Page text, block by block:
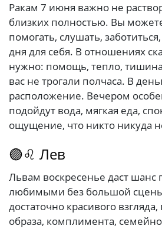
Ракам 7 июня важно не
близких полностью. Вы
помогать, слушать,
дня для себя. В отношениях
нужно: помощь, тепло,
вас не трогали полчаса. В
расположение. Вечером
подойдут вода, мягкая еда,
ощущение, что никто никуда
🟣♌ Лев
Львам воскресенье даст шанс
любимыми без большой
достаточно красивого
образа, комплимента,